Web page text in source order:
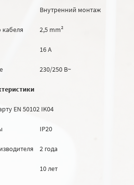
Внутренний монтаж
кабеля 2,5 mm²
16 А
230/250 В~
EN 50102 IK04
IP20
2 года
10 лет